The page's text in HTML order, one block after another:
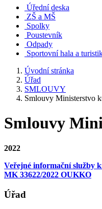
Úřední deska
ZŠ a MŠ
Spolky
Poustevník
Odpady
Sportovní hala a
Úvodní stránka
Úřad
SMLOUVY
Smlouvy Ministerstvo
Smlouvy
2022
Veřejné informační služby
MK 33622/2022 OUKKO
Úřad